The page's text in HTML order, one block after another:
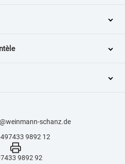
schanz.de
9892 12
9892 92